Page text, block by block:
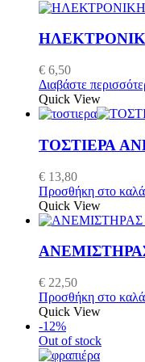
€ 6,50
Διαβάστε
Quick View
ΤΟΣΤΙΕΡΑ
€ 13,80
Προσθήκη στο
Quick View
€ 22,50
Προσθήκη στο
Quick View
-12%
Out of stock